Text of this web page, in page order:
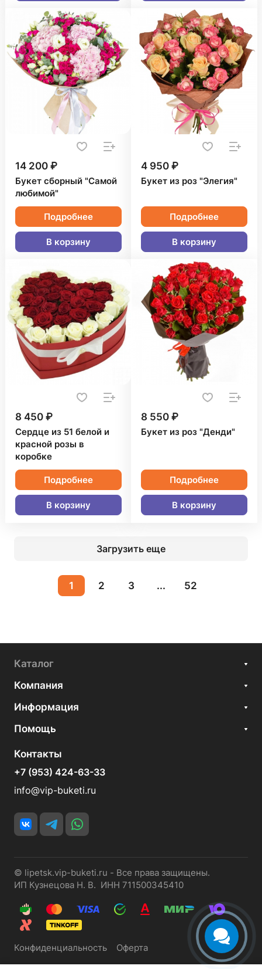
14 200 ₽
Букет сборный "Самой
любимой"
Подробнее
В корзину
4 950 ₽
Букет из роз "Элегия"
Подробнее
В корзину
8 450 ₽
Сердце из 51 белой и
красной розы в
коробке
Подробнее
В корзину
8 550 ₽
Букет из роз "Денди"
Подробнее
В корзину
Загрузить еще
1 2 3 ... 52
Каталог
Компания
Информация
Помощь
Контакты
+7 (953) 424-63-33
info@vip-buketi.ru
© lipetsk.vip-buketi.ru - Все права защищены.
ИП Кузнецова Н. В. ИНН 711500345410
Конфиденциальность Оферта